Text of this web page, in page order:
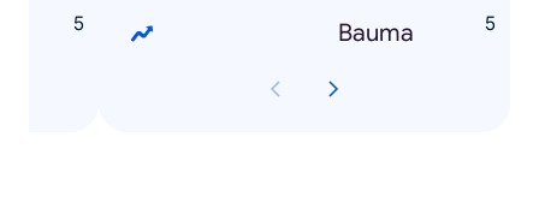
Bauma